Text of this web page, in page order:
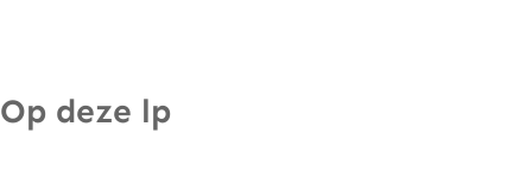
o
Op deze lp